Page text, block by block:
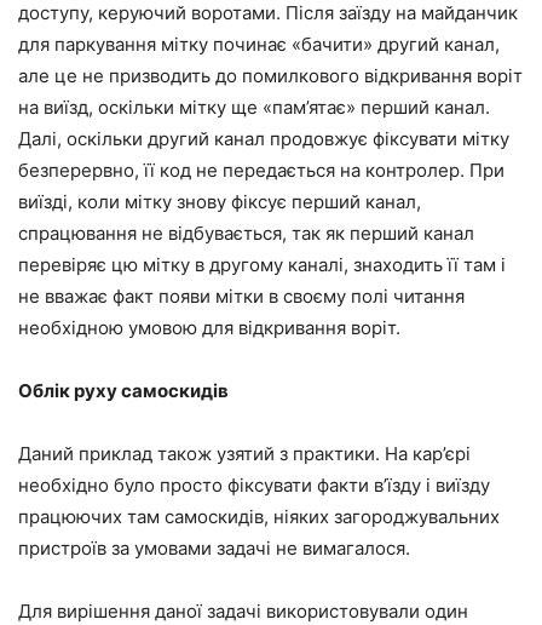
доступу, керуючий воротами. Після заїзду на майданчик
для паркування мітку починає «бачити» другий канал,
але це не призводить до помилкового відкривання воріт
на виїзд, оскільки мітку ще «пам’ятає» перший канал.
Далі, оскільки другий канал продовжує фіксувати мітку
безперервно, її код не передається на контролер. При
виїзді, коли мітку знову фіксує перший канал,
спрацювання не відбувається, так як перший канал
перевіряє цю мітку в другому каналі, знаходить її там і
не вважає факт появи мітки в своєму полі читання
необхідною умовою для відкривання воріт.
Облік руху самоскидів
Даний приклад також узятий з практики. На кар’єрі
необхідно було просто фіксувати факти в’їзду і виїзду
працюючих там самоскидів, ніяких загороджувальних
пристроїв за умовами задачі не вимагалося.
Для вирішення даної задачі використовували один